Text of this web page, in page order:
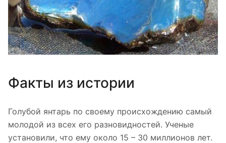
Факты из истории
Голубой янтарь по своему происхождению самый
молодой из всех его разновидностей. Ученые
установили, что ему около 15 – 30 миллионов лет.